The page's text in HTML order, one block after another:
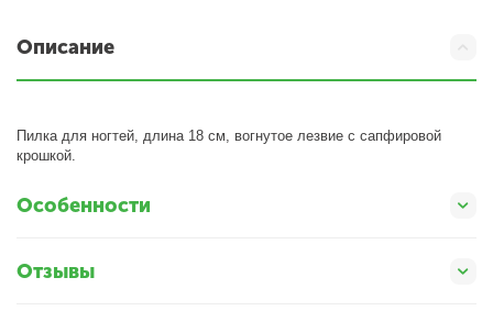
Описание
Пилка для ногтей, длина 18 см, вогнутое лезвие с сапфировой
крошкой.
Особенности
Отзывы